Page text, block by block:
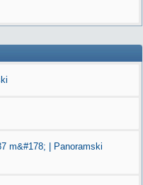
m&#178; | Panoramski